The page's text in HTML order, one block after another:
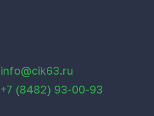
info@cik63.ru
+7 (8482) 93-00-93